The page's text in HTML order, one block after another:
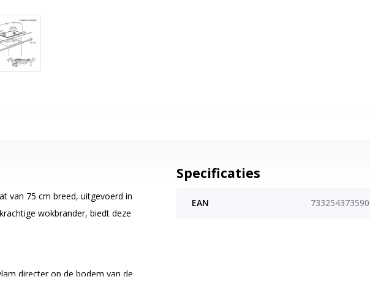
van 75 cm breed, uitgevoerd in
wokbrander, biedt deze
directer op de bodem van de
kooktijden vergeleken met
Specificaties
EAN